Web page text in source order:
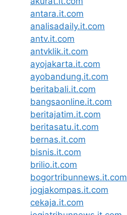
antara.it.com
analisadaily.it.com
antv.it.com
antvklik.it.com
ayojakarta.it.com
ayobandung.it.com
beritabali.it.com
bangsaonline.it.com
beritajatim.it.com
beritasatu.it.com
bernas.it.com
bisnis.it.com
brilio.it.com
bogortribunnews.it.com
jogjakompas.it.com
cekaja.it.com